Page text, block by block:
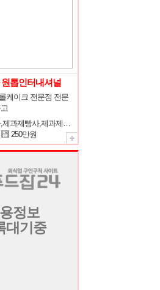
톱인터내셔널
케이크 전문점 전문
제과사,제빵사,제과제빵사,제과제빵기술자
250만원
정보
대기중